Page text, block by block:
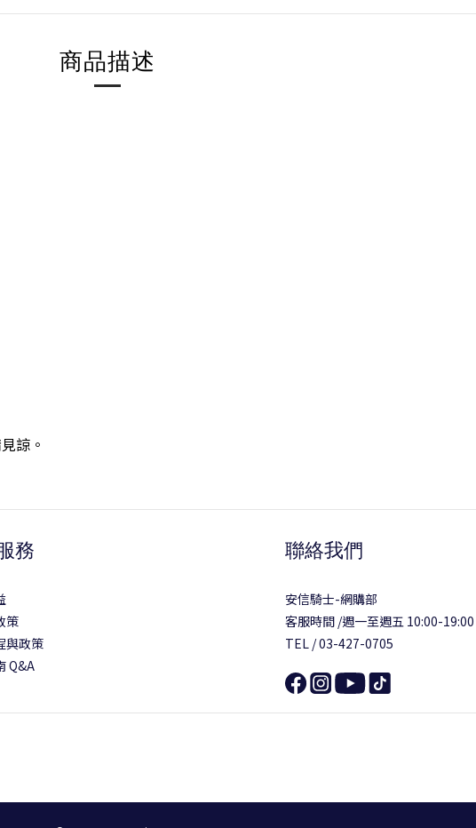
商品描述
諒。
務
策
與政策
Q&A
聯絡我們
安信騎士-網購部
客服時間 /週一至週五 10:00-19:00
TEL / 03-427-0705